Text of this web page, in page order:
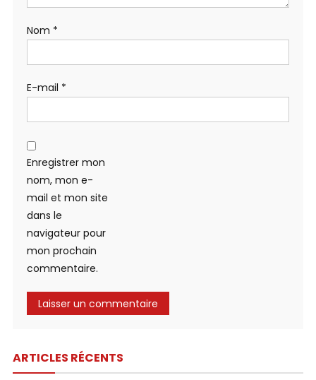
Nom *
E-mail *
Enregistrer mon
nom, mon e-
mail et mon site
dans le
navigateur pour
mon prochain
commentaire.
ARTICLES RÉCENTS